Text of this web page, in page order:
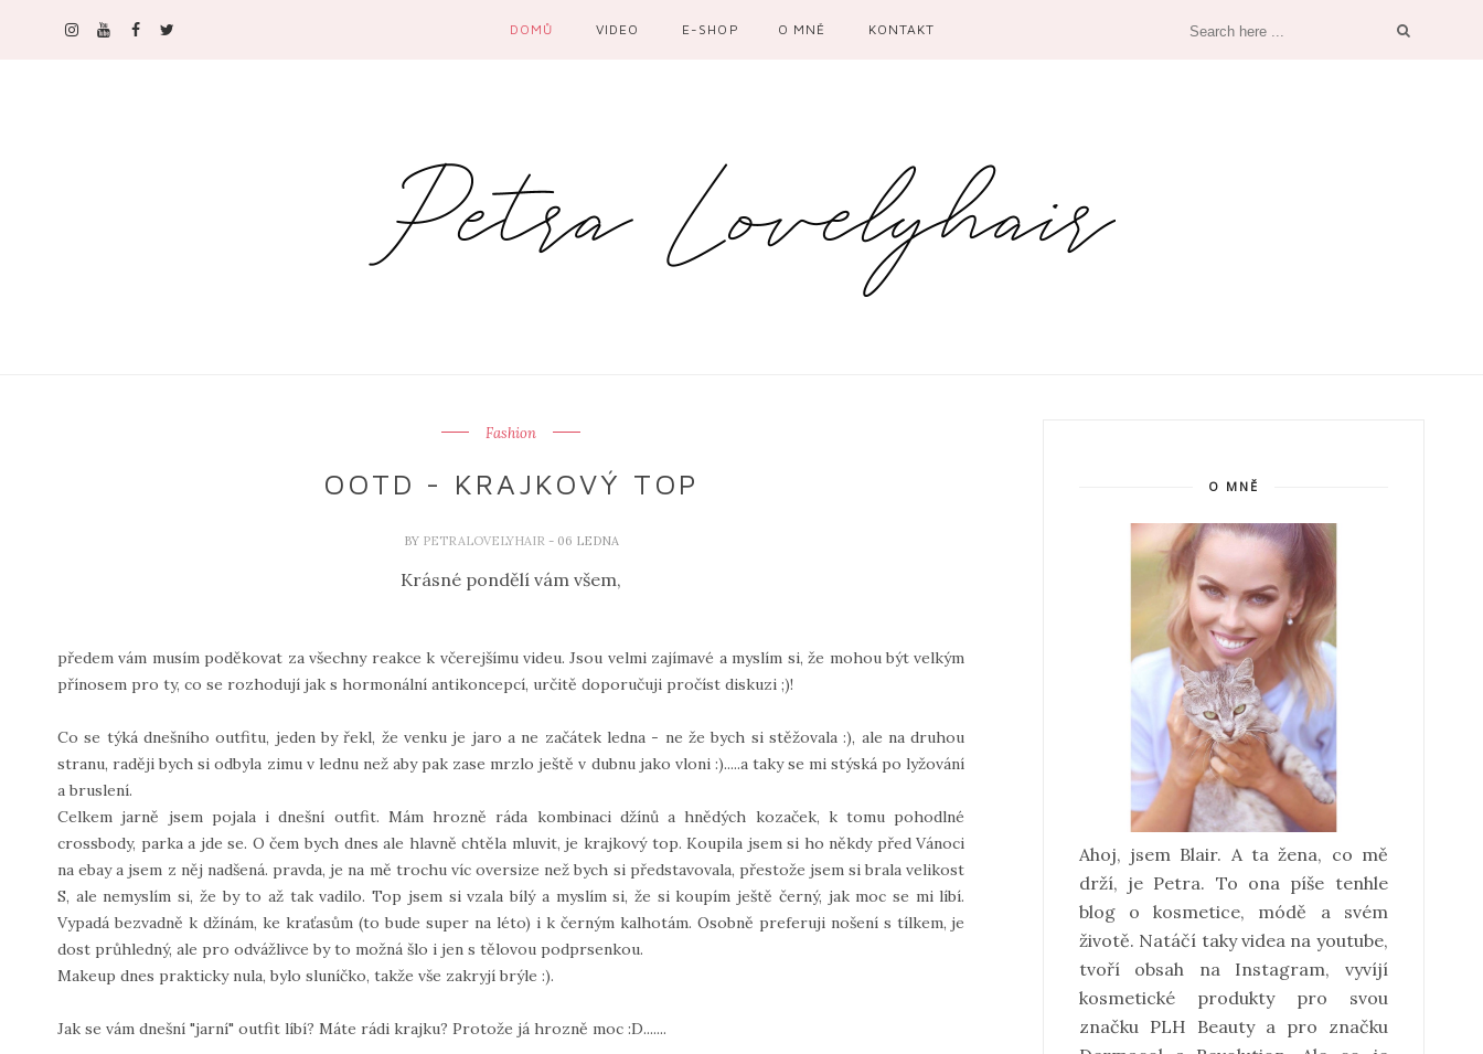
DOMŮ VIDEO E-SHOP O MNĚ KONTAKT
Fashion
OOTD - KRAJKOVÝ TOP
BY PETRALOVELYHAIR - 06 LEDNA
Krásné pondělí vám všem,
předem vám musím poděkovat za všechny reakce k včerejšímu videu. Jsou velmi zajímavé a myslím si, že mohou být velkým
přínosem pro ty, co se rozhodují jak s hormonální antikoncepcí, určitě doporučuji pročíst diskuzi ;)!
Co se týká dnešního outfitu, jeden by řekl, že venku je jaro a ne začátek ledna - ne že bych si stěžovala :), ale na druhou
stranu, raději bych si odbyla zimu v lednu než aby pak zase mrzlo ještě v dubnu jako vloni :).....a taky se mi stýská po lyžování
a bruslení.
Celkem jarně jsem pojala i dnešní outfit. Mám hrozně ráda kombinaci džínů a hnědých kozaček, k tomu pohodlné
crossbody, parka a jde se. O čem bych dnes ale hlavně chtěla mluvit, je krajkový top. Koupila jsem si ho někdy před Vánoci
na ebay a jsem z něj nadšená. pravda, je na mě trochu víc oversize než bych si představovala, přestože jsem si brala velikost
S, ale nemyslím si, že by to až tak vadilo. Top jsem si vzala bílý a myslím si, že si koupím ještě černý, jak moc se mi líbí.
Vypadá bezvadně k džínám, ke kraťasům (to bude super na léto) i k černým kalhotám. Osobně preferuji nošení s tílkem, je
dost průhledný, ale pro odvážlivce by to možná šlo i jen s tělovou podprsenkou.
Makeup dnes prakticky nula, bylo sluníčko, takže vše zakryjí brýle :).
Jak se vám dnešní "jarní" outfit líbí? Máte rádi krajku? Protože já hrozně moc :D.......
O MNĚ
Ahoj, jsem Blair. A ta žena, co mě
drží, je Petra. To ona píše tenhle
blog o kosmetice, módě a svém
životě. Natáčí taky videa na youtube,
tvoří obsah na Instagram, vyvíjí
kosmetické produkty pro svou
značku PLH Beauty a pro značku